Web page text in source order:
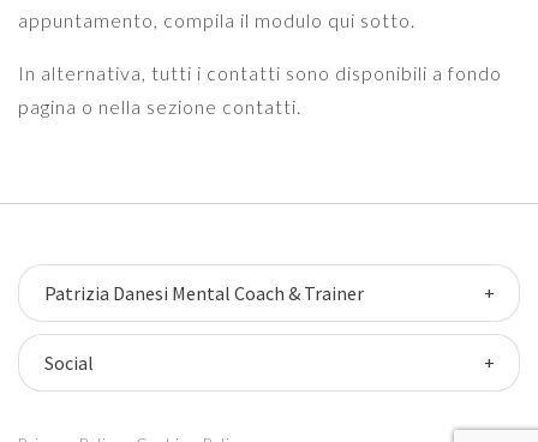
appuntamento, compila il modulo qui sotto.
In alternativa, tutti i contatti sono disponibili a fondo
pagina o nella sezione contatti.
Patrizia Danesi Mental Coach & Trainer
Social